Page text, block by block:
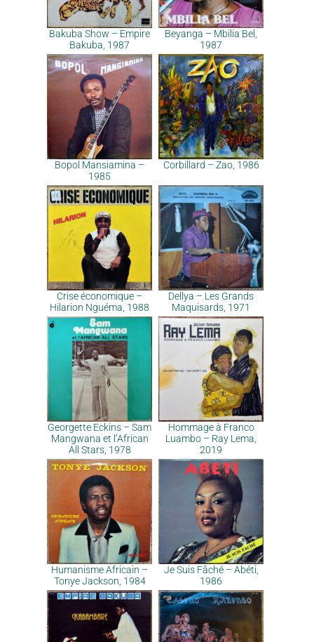
Bakuba Show – Empire
Bakuba, 1987
Beyanga – Mbilia Bel,
1987
Bopol Mansiamina –
1985
Corbillard – Zao, 1986
Crise économique –
Hilarion Nguéma, 1988
Dellya – Les Grands
Maquisards, 1971
Georgette Eckins – Sam
Mangwana et l’African
All Stars, 1978
Hommage à Franco
Luambo – Ray Lema,
2019
Humanisme Africain –
Tonye Jackson, 1984
Je Suis Fâché – Abéti,
1986